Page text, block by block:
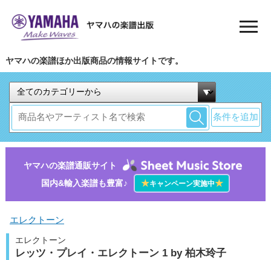
ヤマハの楽譜ほか出版商品の情報サイトです。
条件を追加
ヤマハの楽譜通販サイト
国内&輸入楽譜も豊富♪
★キャンペーン実施中★
エレクトーン
エレクトーン
レッツ・プレイ・エレクトーン 1 by 柏木玲子